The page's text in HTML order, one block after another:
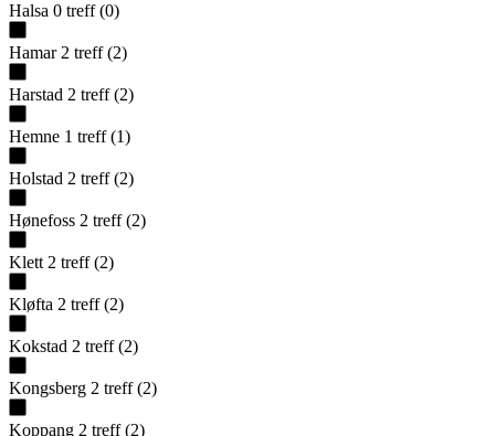
Halsa 0 treff (0)
Hamar 2 treff (2)
Harstad 2 treff (2)
Hemne 1 treff (1)
Holstad 2 treff (2)
Hønefoss 2 treff (2)
Klett 2 treff (2)
Kløfta 2 treff (2)
Kokstad 2 treff (2)
Kongsberg 2 treff (2)
Koppang 2 treff (2)